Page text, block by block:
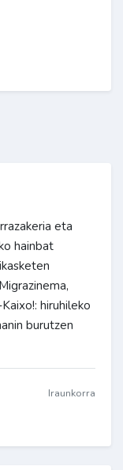
eta
hainbat
hiruhileko
burutzen
Iraunkorra